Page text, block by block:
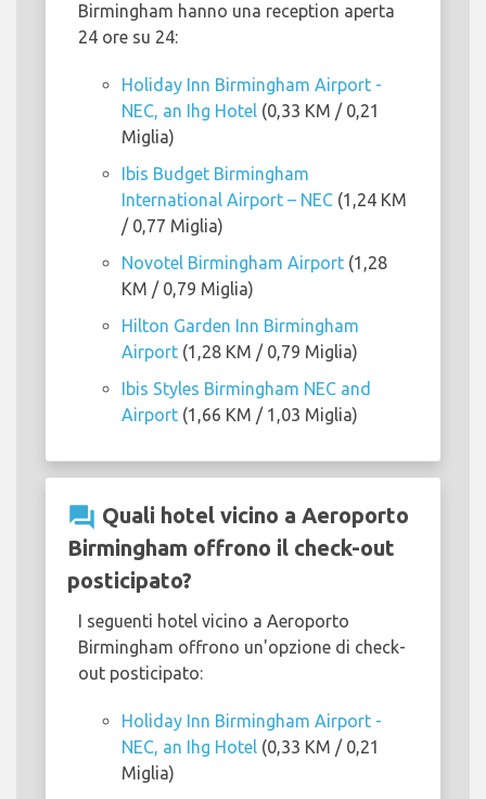
Birmingham hanno una reception aperta
24 ore su 24:
Holiday Inn Birmingham Airport -
NEC, an Ihg Hotel (0,33 KM / 0,21
Miglia)
Ibis Budget Birmingham
International Airport – NEC (1,24 KM
/ 0,77 Miglia)
Novotel Birmingham Airport (1,28
KM / 0,79 Miglia)
Hilton Garden Inn Birmingham
Airport (1,28 KM / 0,79 Miglia)
Ibis Styles Birmingham NEC and
Airport (1,66 KM / 1,03 Miglia)
question_answer Quali hotel vicino a Aeroporto
Birmingham offrono il check-out
posticipato?
I seguenti hotel vicino a Aeroporto
Birmingham offrono un'opzione di check-
out posticipato:
Holiday Inn Birmingham Airport -
NEC, an Ihg Hotel (0,33 KM / 0,21
Miglia)